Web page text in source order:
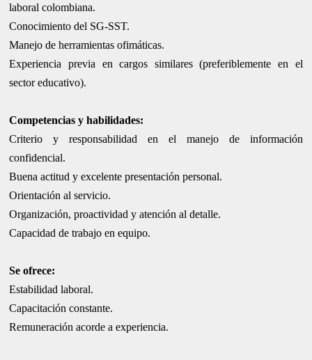
laboral colombiana.
Conocimiento del SG-SST.
Manejo de herramientas ofimáticas.
Experiencia previa en cargos similares (preferiblemente en el
sector educativo).
Competencias y habilidades:
Criterio y responsabilidad en el manejo de información
confidencial.
Buena actitud y excelente presentación personal.
Orientación al servicio.
Organización, proactividad y atención al detalle.
Capacidad de trabajo en equipo.
Se ofrece:
Estabilidad laboral.
Capacitación constante.
Remuneración acorde a experiencia.